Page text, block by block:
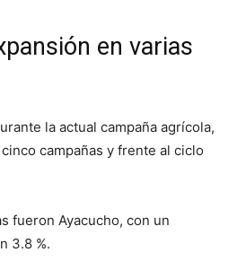
en varias
la actual campaña agrícola,
campañas y frente al ciclo
fueron Ayacucho, con un
3.8 %.